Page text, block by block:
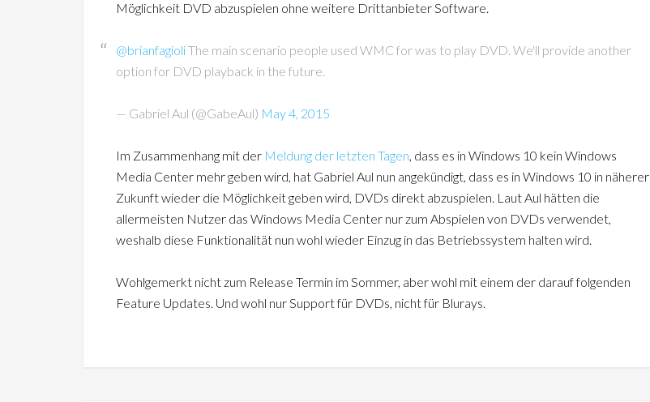
Möglichkeit DVD abzuspielen ohne weitere Drittanbieter Software.
@brianfagioliThe main scenario people used WMC for was to play DVD. We'll provide another
option for DVD playback in the future.
— Gabriel Aul (@GabeAul) May 4, 2015
Im Zusammenhang mit der Meldung der letzten Tagen, dass es in Windows 10 kein Windows
Media Center mehr geben wird, hat Gabriel Aul nun angekündigt, dass es in Windows 10 in näherer
Zukunft wieder die Möglichkeit geben wird, DVDs direkt abzuspielen. Laut Aul hätten die
allermeisten Nutzer das Windows Media Center nur zum Abspielen von DVDs verwendet,
weshalb diese Funktionalität nun wohl wieder Einzug in das Betriebssystem halten wird.
Wohlgemerkt nicht zum Release Termin im Sommer, aber wohl mit einem der darauf folgenden
Feature Updates. Und wohl nur Support für DVDs, nicht für Blurays.